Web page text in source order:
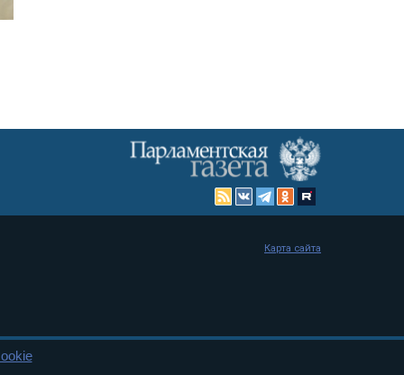
Карта сайта